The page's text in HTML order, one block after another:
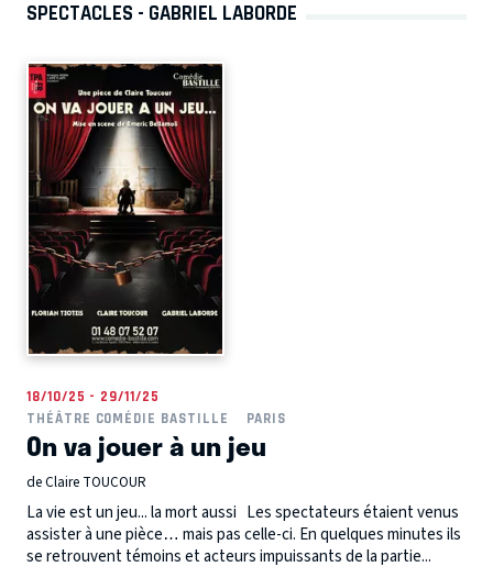
SPECTACLES - GABRIEL LABORDE
18/10/25 - 29/11/25
THÉÂTRE COMÉDIE BASTILLE
PARIS
On va jouer à un jeu
de Claire TOUCOUR
La vie est un jeu... la mort aussi Les spectateurs étaient venus
assister à une pièce… mais pas celle-ci. En quelques minutes ils
se retrouvent témoins et acteurs impuissants de la partie...